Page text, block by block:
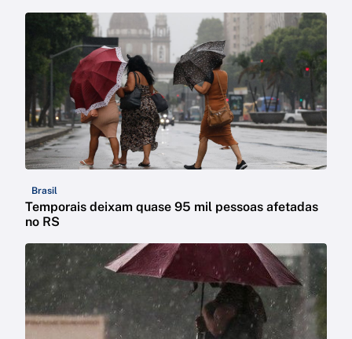
Brasil
Temporais deixam quase 95 mil pessoas afetadas
no RS